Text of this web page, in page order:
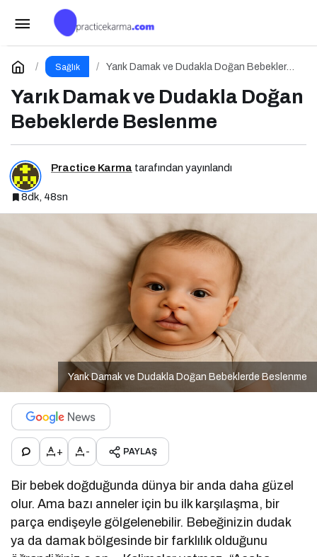
Sağlık
Yarık Damak ve Dudakla Doğan Bebeklerde
Yarık Damak ve Dudakla Doğan
Bebeklerde Beslenme
Practice Karma tarafından yayınlandı
8dk, 48sn
Yarık Damak ve Dudakla Doğan Bebeklerde Beslenme
+ - PAYLAŞ
Bir bebek doğduğunda dünya bir anda daha güzel
olur. Ama bazı anneler için bu ilk karşılaşma, bir
parça endişeyle gölgelenebilir. Bebeğinizin dudak
ya da damak bölgesinde bir farklılık olduğunu
Sağlığın Gizli Kahramanları: Diyetisyenlerimiz
Yorum Yap